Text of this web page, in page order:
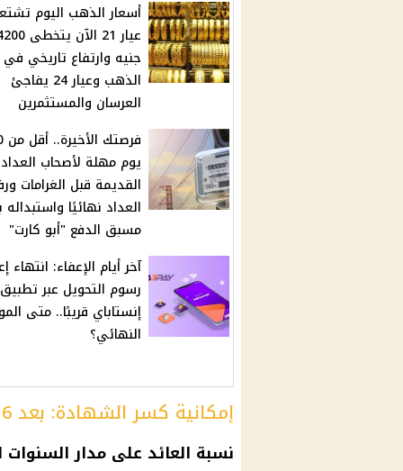
أسعار الذهب اليوم
عيار 21 الآن
جنيه وارتفاع تاريخي
الذهب وعيار 24 يفاجئ
العرسان والمستثمرين
يوم مهلة لأصحاب
القديمة قبل الغرامات
العداد نهائيًا واستبداله
مسبق الدفع "أبو كارت"
آخر أيام الإعفاء: انتهاء
رسوم التحويل عبر تطبيق
إنستاباي قريبًا.. متى
النهائي؟
إمكانية كسر الشهادة: بعد 6 أشهر من تاريخ الشراء
نسبة العائد على مدار السنوات